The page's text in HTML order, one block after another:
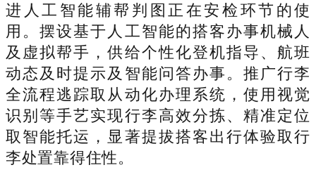
进人工智能辅帮判图正在安检环节的使
用。摆设基于人工智能的搭客办事机械人
及虚拟帮手，供给个性化登机指导、航班
动态及时提示及智能问答办事。推广行李
全流程逃踪取从动化办理系统，使用视觉
识别等手艺实现行李高效分拣、精准定位
取智能托运，显著提拔搭客出行体验取行
李处置靠得住性。